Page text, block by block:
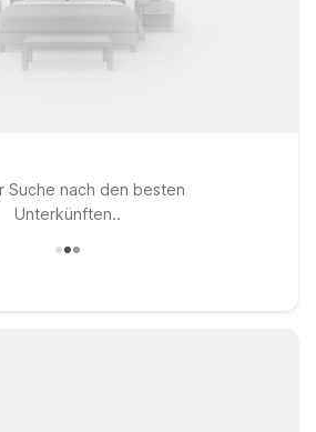
Suche nach den besten
Unterkünften..